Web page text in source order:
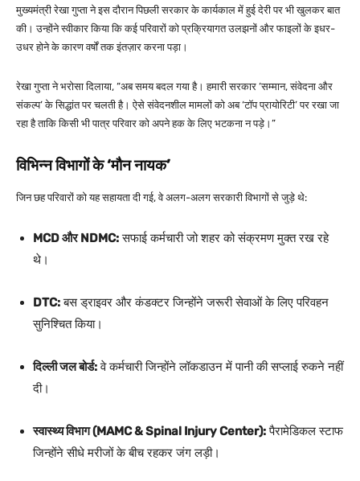
मुख्यमंत्री रेखा गुप्ता ने इस दौरान पिछली सरकार के कार्यकाल में हुई देरी पर भी खुलकर बात
की। उन्होंने स्वीकार किया कि कई परिवारों को प्रक्रियागत उलझनों और फाइलों के इधर-
उधर होने के कारण वर्षों तक इंतज़ार करना पड़ा।
रेखा गुप्ता ने भरोसा दिलाया, “अब समय बदल गया है। हमारी सरकार ‘सम्मान, संवेदना और
संकल्प’ के सिद्धांत पर चलती है। ऐसे संवेदनशील मामलों को अब ‘टॉप प्रायोरिटी’ पर रखा जा
रहा है ताकि किसी भी पात्र परिवार को अपने हक के लिए भटकना न पड़े।”
विभिन्न विभागों के ‘मौन नायक’
जिन छह परिवारों को यह सहायता दी गई, वे अलग-अलग सरकारी विभागों से जुड़े थे:
MCD और NDMC:सफाई कर्मचारी जो शहर को संक्रमण मुक्त रख रहे
थे।
DTC:बस ड्राइवर और कंडक्टर जिन्होंने जरूरी सेवाओं के लिए परिवहन
सुनिश्चित किया।
दिल्ली जल बोर्ड:वे कर्मचारी जिन्होंने लॉकडाउन में पानी की सप्लाई रुकने नहीं
दी।
स्वास्थ्य विभाग (MAMC & Spinal Injury Center):पैरामेडिकल स्टाफ
जिन्होंने सीधे मरीजों के बीच रहकर जंग लड़ी।